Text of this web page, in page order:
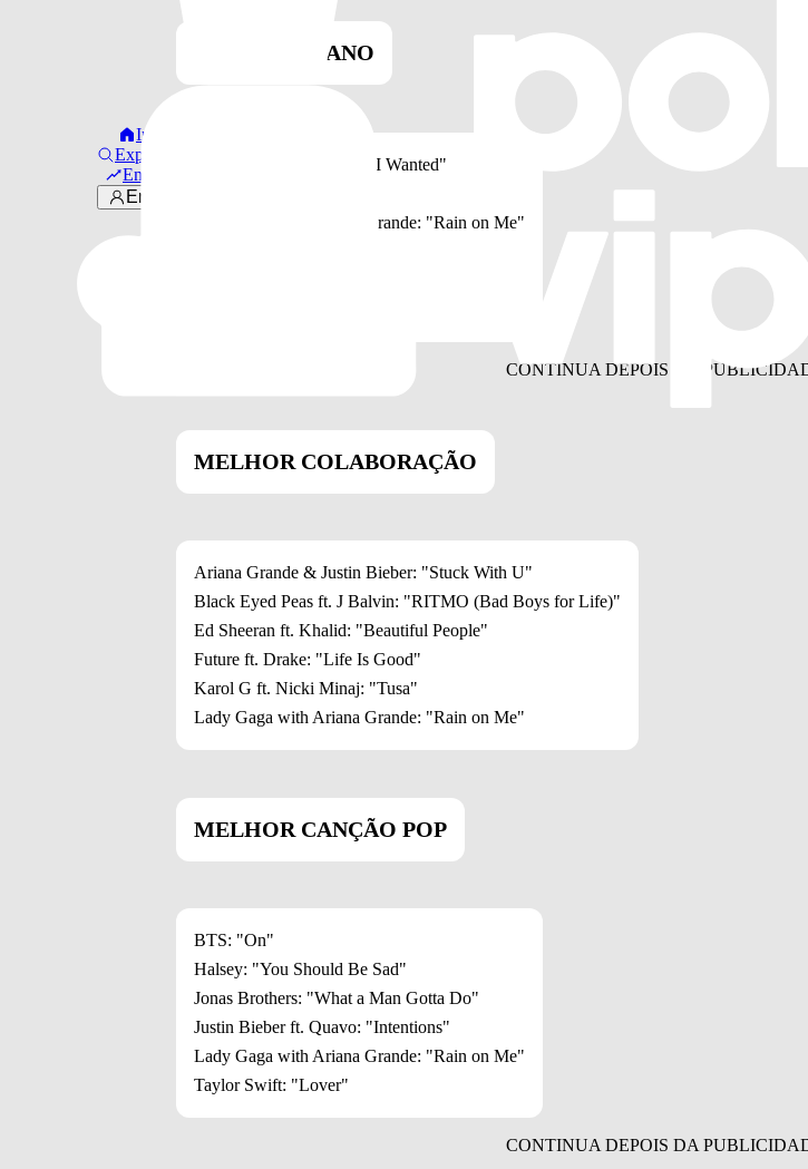
Início
Explorar
Em alta
Entrar
MÚSICA DO ANO
Billie Eilish: "Everything I Wanted"
Lady Gaga with Ariana Grande: "Rain on Me"
MELHOR COLABORAÇÃO
Ariana Grande & Justin Bieber: "Stuck With U"
Black Eyed Peas ft. J Balvin: "RITMO (Bad Boys for Life)"
Ed Sheeran ft. Khalid: "Beautiful People"
Future ft. Drake: "Life Is Good"
Karol G ft. Nicki Minaj: "Tusa"
Lady Gaga with Ariana Grande: "Rain on Me"
MELHOR CANÇÃO POP
BTS: "On"
Halsey: "You Should Be Sad"
Jonas Brothers: "What a Man Gotta Do"
Justin Bieber ft. Quavo: "Intentions"
Lady Gaga with Ariana Grande: "Rain on Me"
Taylor Swift: "Lover"